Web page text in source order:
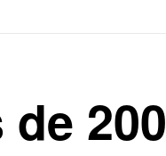
200